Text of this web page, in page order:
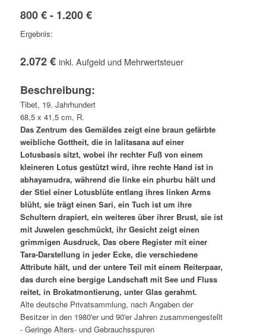
800 € - 1.200 €
Ergebnis:
2.072 € inkl. Aufgeld und Mehrwertsteuer
Beschreibung:
Tibet, 19. Jahrhundert
68,5 x 41,5 cm, R.
Das Zentrum des Gemäldes zeigt eine braun gefärbte
weibliche Gottheit, die in lalitasana auf einer
Lotusbasis sitzt, wobei ihr rechter Fuß von einem
kleineren Lotus gestützt wird, ihre rechte Hand ist in
abhayamudra, während die linke ein phurbu hält und
der Stiel einer Lotusblüte entlang ihres linken Arms
blüht, sie trägt einen Sari, ein Tuch ist um ihre
Schultern drapiert, ein weiteres über ihrer Brust, sie ist
mit Juwelen geschmückt, ihr Gesicht zeigt einen
grimmigen Ausdruck, Das obere Register mit einer
Tara-Darstellung in jeder Ecke, die verschiedene
Attribute hält, und der untere Teil mit einem Reiterpaar,
das durch eine bergige Landschaft mit See und Fluss
reitet, in Brokatmontierung, unter Glas gerahmt.
Alte deutsche Privatsammlung, nach Angaben der
Besitzer in den 1980'er und 90'er Jahren zusammengestellt
- Geringe Alters- und Gebrauchsspuren